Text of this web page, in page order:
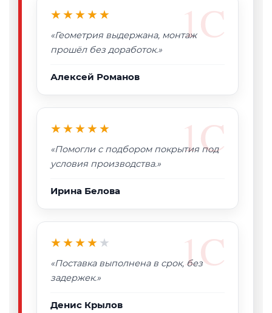
★★★★★
«Геометрия выдержана, монтаж
прошёл без доработок.»
Алексей Романов
★★★★★
«Помогли с подбором покрытия под
условия производства.»
Ирина Белова
★★★★ ★
«Поставка выполнена в срок, без
задержек.»
Денис Крылов